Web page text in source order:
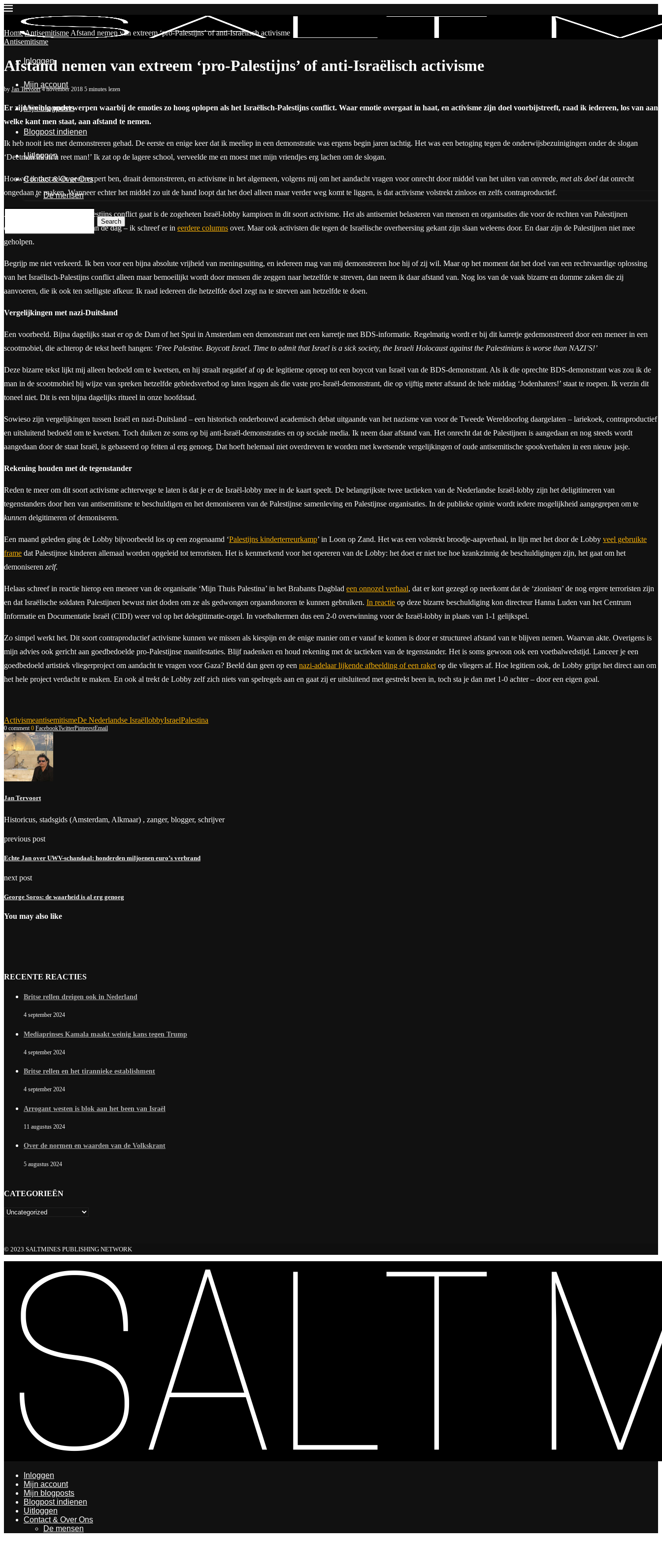
Inloggen
Mijn account
Mijn blogposts
Blogpost indienen
Uitloggen
Contact & Over Ons
De mensen
Search
HomeAntisemitisme Afstand nemen van extreem ‘pro-Palestijns’ of anti-Israëlisch activisme
Antisemitisme
Afstand nemen van extreem ‘pro-Palestijns’ of anti-Israëlisch activisme
by Jan Tervoort 4 november 2018 5 minutes lezen
Er zijn weinig onderwerpen waarbij de emoties zo hoog oplopen als het Israëlisch-Palestijns conflict. Waar emotie overgaat in haat, en activisme zijn doel voorbijstreeft, raad ik iedereen, los van aan
welke kant men staat, aan afstand te nemen.
Ik heb nooit iets met demonstreren gehad. De eerste en enige keer dat ik meeliep in een demonstratie was ergens begin jaren tachtig. Het was een betoging tegen de onderwijsbezuinigingen onder de slogan
‘Deetman lik m’n reet man!’ Ik zat op de lagere school, verveelde me en moest met mijn vriendjes erg lachen om de slogan.
Hoewel ik dus zeker geen expert ben, draait demonstreren, en activisme in het algemeen, volgens mij om het aandacht vragen voor onrecht door middel van het uiten van onvrede, met als doel dat onrecht
ongedaan te maken. Wanneer echter het middel zo uit de hand loopt dat het doel alleen maar verder weg komt te liggen, is dat activisme volstrekt zinloos en zelfs contraproductief.
Als het om het Israëlisch-Palestijns conflict gaat is de zogeheten Israël-lobby kampioen in dit soort activisme. Het als antisemiet belasteren van mensen en organisaties die voor de rechten van Palestijnen
opkomen is er aan de orde van de dag – ik schreef er in eerdere columns over. Maar ook activisten die tegen de Israëlische overheersing gekant zijn slaan weleens door. En daar zijn de Palestijnen niet mee
geholpen.
Begrijp me niet verkeerd. Ik ben voor een bijna absolute vrijheid van meningsuiting, en iedereen mag van mij demonstreren hoe hij of zij wil. Maar op het moment dat het doel van een rechtvaardige oplossing
van het Israëlisch-Palestijns conflict alleen maar bemoeilijkt wordt door mensen die zeggen naar hetzelfde te streven, dan neem ik daar afstand van. Nog los van de vaak bizarre en domme zaken die zij
aanvoeren, die ik ook ten stelligste afkeur. Ik raad iedereen die hetzelfde doel zegt na te streven aan hetzelfde te doen.
Vergelijkingen met nazi-Duitsland
Een voorbeeld. Bijna dagelijks staat er op de Dam of het Spui in Amsterdam een demonstrant met een karretje met BDS-informatie. Regelmatig wordt er bij dit karretje gedemonstreerd door een meneer in een
scootmobiel, die achterop de tekst heeft hangen: ‘Free Palestine. Boycott Israel. Time to admit that Israel is a sick society, the Israeli Holocaust against the Palestinians is worse than NAZI’S!’
Deze bizarre tekst lijkt mij alleen bedoeld om te kwetsen, en hij straalt negatief af op de legitieme oproep tot een boycot van Israël van de BDS-demonstrant. Als ik die oprechte BDS-demonstrant was zou ik de
man in de scootmobiel bij wijze van spreken hetzelfde gebiedsverbod op laten leggen als die vaste pro-Israël-demonstrant, die op vijftig meter afstand de hele middag ‘Jodenhaters!’ staat te roepen. Ik verzin dit
toneel niet. Dit is een bijna dagelijks ritueel in onze hoofdstad.
Sowieso zijn vergelijkingen tussen Israël en nazi-Duitsland – een historisch onderbouwd academisch debat uitgaande van het nazisme van voor de Tweede Wereldoorlog daargelaten – lariekoek, contraproductief
en uitsluitend bedoeld om te kwetsen. Toch duiken ze soms op bij anti-Israël-demonstraties en op sociale media. Ik neem daar afstand van. Het onrecht dat de Palestijnen is aangedaan en nog steeds wordt
aangedaan door de staat Israël, is gebaseerd op feiten al erg genoeg. Dat hoeft helemaal niet overdreven te worden met kwetsende vergelijkingen of oude antisemitische spookverhalen in een nieuw jasje.
Rekening houden met de tegenstander
Reden te meer om dit soort activisme achterwege te laten is dat je er de Israël-lobby mee in de kaart speelt. De belangrijkste twee tactieken van de Nederlandse Israël-lobby zijn het deligitimeren van
tegenstanders door hen van antisemitisme te beschuldigen en het demoniseren van de Palestijnse samenleving en Palestijnse organisaties. In de publieke opinie wordt iedere mogelijkheid aangegrepen om te
kunnen delgitimeren of demoniseren.
Een maand geleden ging de Lobby bijvoorbeeld los op een zogenaamd ‘Palestijns kinderterreurkamp’ in Loon op Zand. Het was een volstrekt broodje-aapverhaal, in lijn met het door de Lobby veel gebruikte
frame dat Palestijnse kinderen allemaal worden opgeleid tot terroristen. Het is kenmerkend voor het opereren van de Lobby: het doet er niet toe hoe krankzinnig de beschuldigingen zijn, het gaat om het
demoniseren zelf.
Helaas schreef in reactie hierop een meneer van de organisatie ‘Mijn Thuis Palestina’ in het Brabants Dagblad een onnozel verhaal, dat er kort gezegd op neerkomt dat de ‘zionisten’ de nog ergere terroristen zijn
en dat Israëlische soldaten Palestijnen bewust niet doden om ze als gedwongen orgaandonoren te kunnen gebruiken. In reactie op deze bizarre beschuldiging kon directeur Hanna Luden van het Centrum
Informatie en Documentatie Israël (CIDI) weer vol op het delegitimatie-orgel. In voetbaltermen dus een 2-0 overwinning voor de Israël-lobby in plaats van 1-1 gelijkspel.
Zo simpel werkt het. Dit soort contraproductief activisme kunnen we missen als kiespijn en de enige manier om er vanaf te komen is door er structureel afstand van te blijven nemen. Waarvan akte. Overigens is
mijn advies ook gericht aan goedbedoelde pro-Palestijnse manifestaties. Blijf nadenken en houd rekening met de tactieken van de tegenstander. Het is soms gewoon ook een voetbalwedstijd. Lanceer je een
goedbedoeld artistiek vliegerproject om aandacht te vragen voor Gaza? Beeld dan geen op een nazi-adelaar lijkende afbeelding of een raket op die vliegers af. Hoe legitiem ook, de Lobby grijpt het direct aan om
het hele project verdacht te maken. En ook al trekt de Lobby zelf zich niets van spelregels aan en gaat zij er uitsluitend met gestrekt been in, toch sta je dan met 1-0 achter – door een eigen goal.
ActivismeantisemitismeDe Nederlandse IsraëllobbyIsraelPalestina
0 comment 0 FacebookTwitterPinterestEmail
Jan Tervoort
Historicus, stadsgids (Amsterdam, Alkmaar) , zanger, blogger, schrijver
previous post
Echte Jan over UWV-schandaal: honderden miljoenen euro’s verbrand
next post
George Soros: de waarheid is al erg genoeg
You may also like
RECENTE REACTIES
Britse rellen dreigen ook in Nederland
4 september 2024
Mediaprinses Kamala maakt weinig kans tegen Trump
4 september 2024
Britse rellen en het tirannieke establishment
4 september 2024
Arrogant westen is blok aan het been van Israël
11 augustus 2024
Over de normen en waarden van de Volkskrant
5 augustus 2024
CATEGORIEËN
© 2023 SALTMINES PUBLISHING NETWORK
Inloggen
Mijn account
Mijn blogposts
Blogpost indienen
Uitloggen
Contact & Over Ons
De mensen